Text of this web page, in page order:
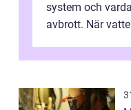
system och
avbrott. När